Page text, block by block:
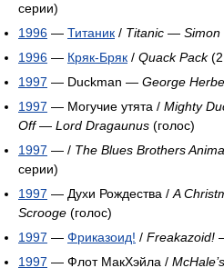
серии)
1996 — Титаник / Titanic — Simon
1996 — Кряк-Бряк / Quack Pack(2
1997 — Duckman — George
1997 — Могучие утята / Mighty
Off— Lord Dragaunus (голос)
1997 — / The Blues Brothers
серии)
1997 — Духи Рождества / A
Scrooge (голос)
1997 — Фриказоид! / Freakazoid!
1997 — Флот МакХэйла /